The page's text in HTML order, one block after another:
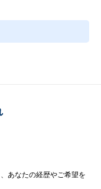
あなたの経歴やご希望を